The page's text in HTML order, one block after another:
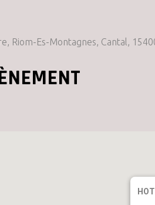
Riom-Es-Montagnes, Cantal,